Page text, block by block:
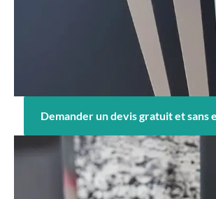
Demander un devis gratuit et sans